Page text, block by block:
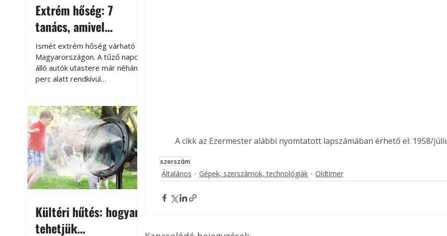
Extrém hőség: 7
tanács, amivel
megóvhatjuk
autónkat a nyári
károktól
Ismét extrém hőség várható
Magyarországon. A tűző napon
álló autók utastere már néhány
perc alatt rendkívül
megközelítheti. Ez nemcsak a
beszállást teszi kellemetlenné,
hanem az autó állapotára és a
benne hagyott tárgyakra is
káros hatással lehet. Néhány
egyszerű óvintézkedéssel
azonban jelentősen
csökkenthetjük a hőség káros
Kültéri hűtés: hogyan
tehetjük
A cikk az Ezermester alábbi nyomtatott lapszámában érhető el: 1958/
szerszám
Általános Gépek, szerszámok, technológiák Oldtimer